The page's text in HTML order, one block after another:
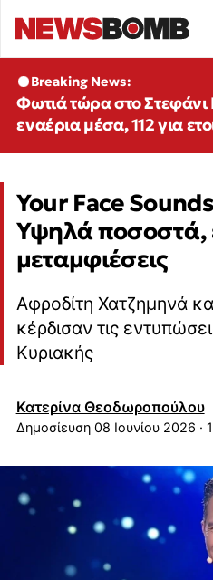
Breaking News:
Φωτιά τώρα στο Στεφάνι
εναέρια μέσα, 112 για
Your Face
Υψηλά ποσοστά,
μεταμφιέσεις
Αφροδίτη Χατζημηνά
κέρδισαν τις
Κυριακής
Κατερίνα Θεοδωροπούλου
08 Ιουνίου 2026 ·